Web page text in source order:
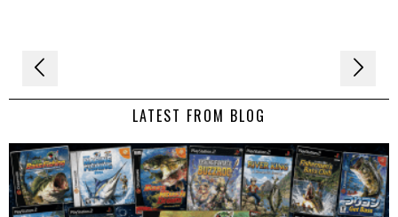
Navigation
de LATEST FROM BLOG